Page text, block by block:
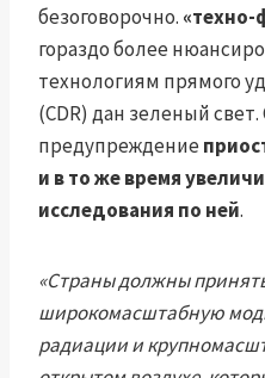
безоговорочно. «техно-
гораздо более
технологиям прямого
(CDR) дан зеленый
предупреждение
и в то же время
исследования по ней.
«Страны должны
широкомасштабную
радиации и